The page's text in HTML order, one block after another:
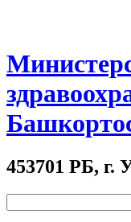
453701 РБ, г.